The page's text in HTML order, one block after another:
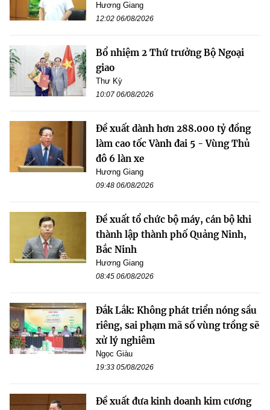
Hương Giang
12:02 06/08/2026
Bổ nhiệm 2 Thứ trưởng Bộ Ngoại
giao
Thư Kỳ
10:07 06/08/2026
Đề xuất dành hơn 288.000 tỷ đồng
làm cao tốc Vành đai 5 - Vùng Thủ
đô 6 làn xe
Hương Giang
09:48 06/08/2026
Đề xuất tổ chức bộ máy, cán bộ khi
thành lập thành phố Quảng Ninh,
Bắc Ninh
Hương Giang
08:45 06/08/2026
Đắk Lắk: Không phát triển nóng sầu
riêng, sai phạm mã số vùng trồng sẽ
xử lý nghiêm
Ngọc Giàu
19:33 05/08/2026
Đề xuất đưa kinh doanh kim cương